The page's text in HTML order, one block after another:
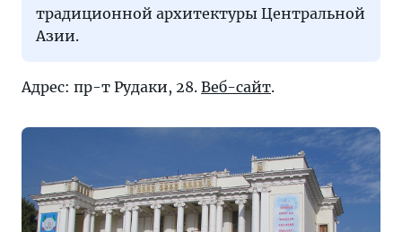
традиционной архитектуры Центральной
Азии.
Адрес: пр-т Рудаки, 28. Веб-сайт.